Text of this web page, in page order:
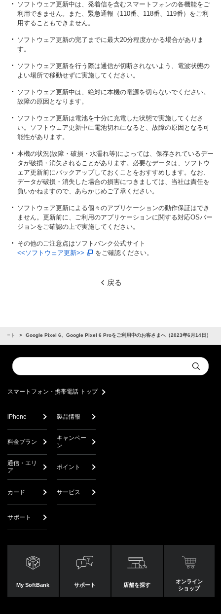
ソフトウェア更新中は、発着信を含むスマートフォンの各機能をご
利用できません。また、緊急通報（110番、118番、119番）をご利
用することもできません。
ソフトウェア更新の完了までに最大20分程度かかる場合がありま
す。
ソフトウェア更新を行う際は通信が切断されないよう、電波状態の
よい場所で移動せずに実施してください。
ソフトウェア更新中は、絶対に本機の電源を切らないでください。
故障の原因となります。
ソフトウェア更新は電池を十分に充電した状態で実施してくださ
い。ソフトウェア更新中に電池切れになると、故障の原因となる可
能性があります。
本機の状況(故障・破損・水濡れ等)によっては、保存されているデー
タが破損・消失されることがあります。必要なデータは、ソフトウ
ェア更新前にバックアップしておくことをおすすめします。なお、
データが破損・消失した場合の損害につきましては、当社は責任を
負いかねますので、あらかじめご了承ください。
ソフトウェア更新による個々のアプリケーションの動作保証はでき
ません。更新前に、ご利用のアプリケーションに関する対応OSバー
ジョンをご確認の上で実施してください。
その他のご注意点はソフトバンク公式サイト
<<ソフトウェア更新>>
をご確認ください。
戻る
ート Google Pixel 6、Google Pixel 6 Proをご利用中のお客さまへ（2023年6月14日）
Conduct
a
Submit
スマートフォン・携帯電話 トップ
iPhone 製品情報
料金プラン
キャンペー
ン
通信・エリ
ア
ポイント
カード サービス
サポート
My SoftBank サポート 店舗を探す
オンライン
ショップ